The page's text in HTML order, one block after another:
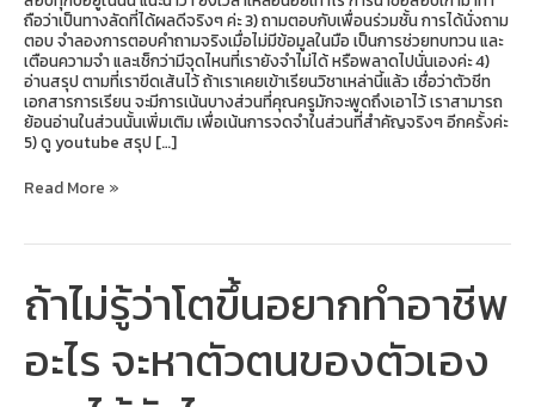
ถือว่าเป็นทางลัดที่ได้ผลดีจริงๆ ค่ะ 3) ถามตอบกับเพื่อนร่วมชั้น การได้นั่งถาม
ตอบ จำลองการตอบคำถามจริงเมื่อไม่มีข้อมูลในมือ เป็นการช่วยทบทวน และ
เตือนความจำ และเช็กว่ามีจุดไหนที่เรายังจำไม่ได้ หรือพลาดไปนั่นเองค่ะ 4)
อ่านสรุป ตามที่เราขีดเส้นไว้ ถ้าเราเคยเข้าเรียนวิชาเหล่านี้แล้ว เชื่อว่าตัวชีท
เอกสารการเรียน จะมีการเน้นบางส่วนที่คุณครูมักจะพูดถึงเอาไว้ เราสามารถ
ย้อนอ่านในส่วนนั้นเพิ่มเติม เพื่อเน้นการจดจำในส่วนที่สำคัญจริงๆ อีกครั้งค่ะ
5) ดู youtube สรุป […]
Read More »
ถ้าไม่รู้ว่าโตขึ้นอยากทำอาชีพ
อะไร จะหาตัวตนของตัวเอง
ถ้า
ไม่รู้
ว่า
โต
ขึ้น